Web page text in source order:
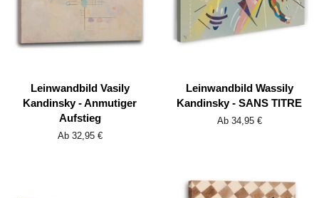
Leinwandbild Vasily
Kandinsky - Anmutiger
Aufstieg
Ab 32,95 €
Leinwandbild Wassily
Kandinsky - SANS TITRE
Ab 34,95 €